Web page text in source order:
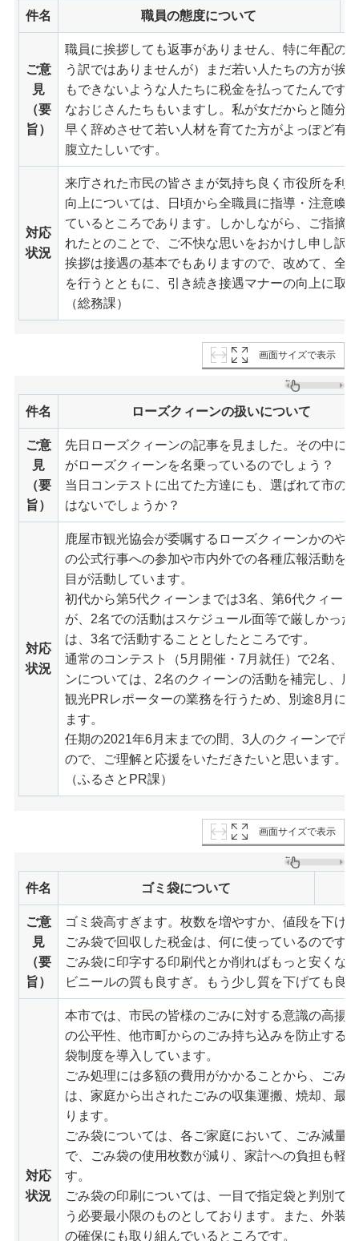
件名 職員の態度について
ご意
見
（要
旨）
職員に挨拶しても返事がありません、特に年配の
う訳ではありませんが）まだ若い人たちの方が挨
もできないような人たちに税金を払ってたんです
なおじさんたちもいますし。私が女だからと随分
早く辞めさせて若い人材を育てた方がよっぽど有
腹立たしいです。
対応
状況
来庁された市民の皆さまが気持ち良く市役所を利
向上については、日頃から全職員に指導・注意喚
ているところであります。しかしながら、ご指摘
れたとのことで、ご不快な思いをおかけし申し訳
挨拶は接遇の基本でもありますので、改めて、全
を行うとともに、引き続き接遇マナーの向上に取
（総務課）
画面サイズで表示
件名 ローズクィーンの扱いについて
ご意
見
（要
旨）
先日ローズクィーンの記事を見ました。その中に
がローズクィーンを名乗っているのでしょう？
当日コンテストに出てた方達にも、選ばれて市の
はないでしょうか？
対応
状況
鹿屋市観光協会が委嘱するローズクィーンかのや
の公式行事への参加や市内外での各種広報活動を
目が活動しています。
初代から第5代クィーンまでは3名、第6代クィー
が、2名での活動はスケジュール面等で厳しかっ
は、3名で活動することとしたところです。
通常のコンテスト（5月開催・7月就任）で2名、
ンについては、2名のクィーンの活動を補完し、
観光PRレポーターの業務を行うため、別途8月に
ます。
任期の2021年6月末までの間、3人のクィーンで市
ので、ご理解と応援をいただきたいと思います。
（ふるさとPR課）
画面サイズで表示
件名 ゴミ袋について
ご意
見
（要
旨）
ゴミ袋高すぎます。枚数を増やすか、値段を下げ
ごみ袋で回収した税金は、何に使っているのです
ごみ袋に印字する印刷代とか削ればもっと安くな
ビニールの質も良すぎ。もう少し質を下げても良
対応
状況
本市では、市民の皆様のごみに対する意識の高揚
の公平性、他市町からのごみ持ち込みを防止する
袋制度を導入しています。
ごみ処理には多額の費用がかかることから、ごみ
は、家庭から出されたごみの収集運搬、焼却、最
ります。
ごみ袋については、各ご家庭において、ごみ減量
で、ごみ袋の使用枚数が減り、家計への負担も軽
す。
ごみ袋の印刷については、一目で指定袋と判別で
う必要最小限のものとしております。また、外装
の確保にも取り組んでいるところです。